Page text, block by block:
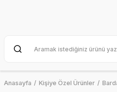
Anasayfa Kişiye Özel Ürünler